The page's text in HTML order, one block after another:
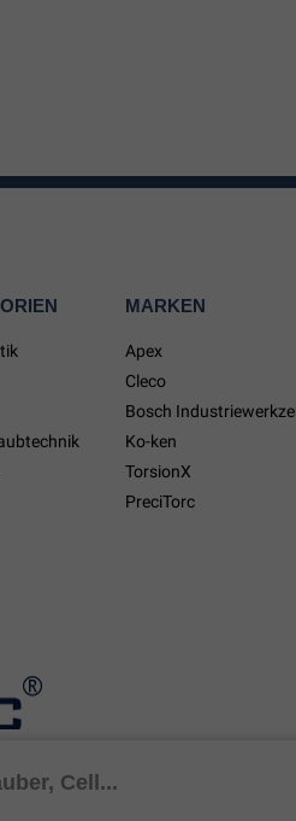
Cell...
MARKEN
Apex
Cleco
Bosch
Ko-ken
TorsionX
PreciTorc